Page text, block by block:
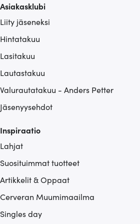
Asiakasklubi
Liity jäseneksi
Hintatakuu
Lasitakuu
Lautastakuu
Valurautatakuu - Anders Petter
Jäsenyysehdot
Inspiraatio
Lahjat
Suosituimmat tuotteet
Artikkelit & Oppaat
Cerveran Muumimaailma
Singles day